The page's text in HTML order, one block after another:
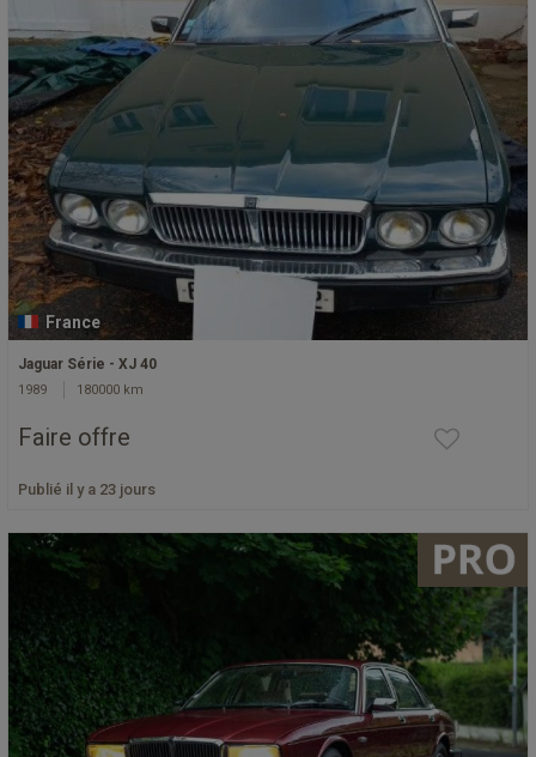
France
Jaguar Série - XJ 40
1989 180000 km
Faire offre
Publié il y a 23 jours